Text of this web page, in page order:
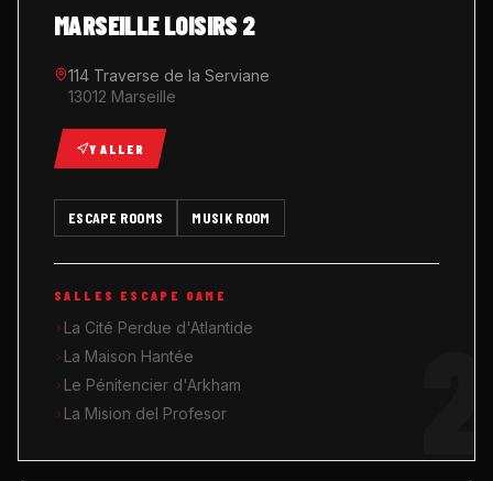
MARSEILLE LOISIRS 2
114 Traverse de la Serviane
13012 Marseille
Y ALLER
ESCAPE ROOMS MUSIK ROOM
SALLES ESCAPE GAME
La Cité Perdue d'Atlantide
La Maison Hantée
Le Pénitencier d'Arkham
La Mision del Profesor